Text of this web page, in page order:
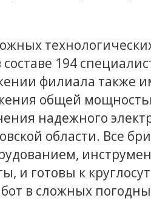
194
филиала также
общей
надежного
области. Все
и готовы к
в сложных